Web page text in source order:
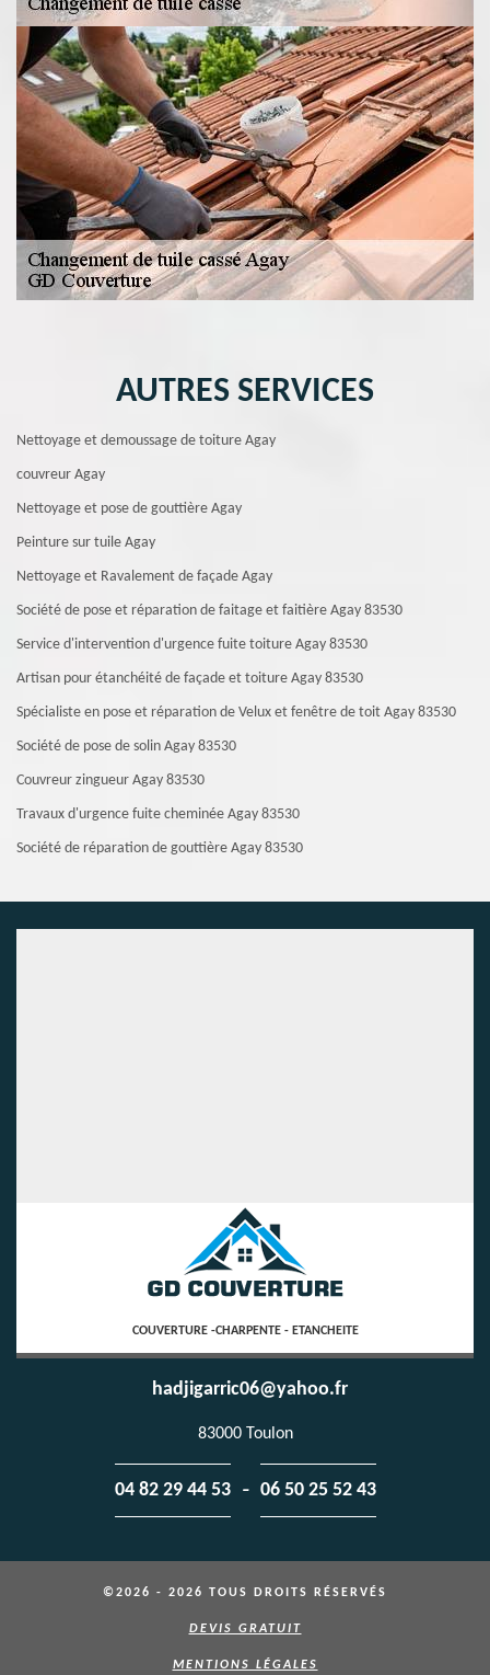
AUTRES SERVICES
Nettoyage et demoussage de toiture Agay
couvreur Agay
Nettoyage et pose de gouttière Agay
Peinture sur tuile Agay
Nettoyage et Ravalement de façade Agay
Société de pose et réparation de faitage et faitière Agay 83530
Service d'intervention d'urgence fuite toiture Agay 83530
Artisan pour étanchéité de façade et toiture Agay 83530
Spécialiste en pose et réparation de Velux et fenêtre de toit Agay 83530
Société de pose de solin Agay 83530
Couvreur zingueur Agay 83530
Travaux d'urgence fuite cheminée Agay 83530
Société de réparation de gouttière Agay 83530
COUVERTURE -CHARPENTE - ETANCHEITE
hadjigarric06@yahoo.fr
83000 Toulon
04 82 29 44 53 - 06 50 25 52 43
©2026 - 2026 TOUS DROITS RÉSERVÉS
DEVIS GRATUIT
MENTIONS LÉGALES